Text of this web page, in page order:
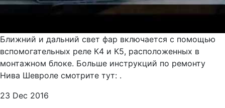
Ближний и дальний свет фар включается с помощью
вспомогательных реле К4 и К5, расположенных в
монтажном блоке. Больше инструкций по ремонту
Нива Шевроле смотрите тут: .
23 Dec 2016